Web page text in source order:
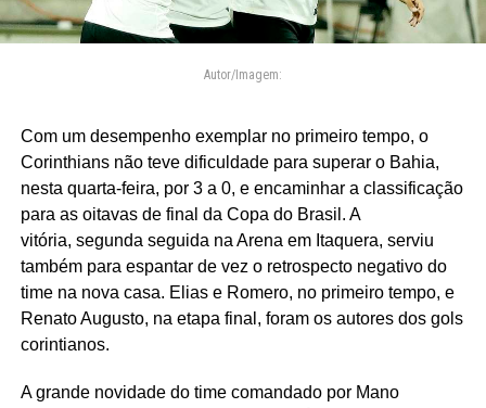
Autor/Imagem:
Com um desempenho exemplar no primeiro tempo, o
Corinthians não teve dificuldade para superar o Bahia,
nesta quarta-feira, por 3 a 0, e encaminhar a classificação
para as oitavas de final da Copa do Brasil. A
vitória, segunda seguida na Arena em Itaquera, serviu
também para espantar de vez o retrospecto negativo do
time na nova casa. Elias e Romero, no primeiro tempo, e
Renato Augusto, na etapa final, foram os autores dos gols
corintianos.
A grande novidade do time comandado por Mano